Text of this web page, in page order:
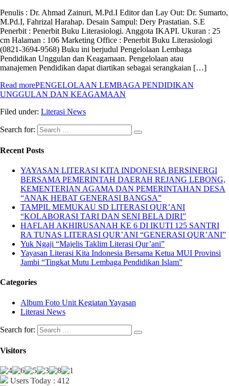
Penulis : Dr. Ahmad Zainuri, M.Pd.I Editor dan Lay Out: Dr. Sumarto,
M.Pd.I, Fahrizal Harahap. Desain Sampul: Dery Prastatian. S.E
Penerbit : Penerbit Buku Literasiologi. Anggota IKAPI. Ukuran : 25
cm Halaman : 106 Marketing Office : Penerbit Buku Literasiologi
(0821-3694-9568) Buku ini berjudul Pengelolaan Lembaga
Pendidikan Unggulan dan Keagamaan. Pengelolaan atau
manajemen Pendidikan dapat diartikan sebagai serangkaian […]
Read morePENGELOLAAN LEMBAGA PENDIDIKAN
UNGGULAN DAN KEAGAMAAN
Filed under: Literasi News
Search for:
Recent Posts
YAYASAN LITERASI KITA INDONESIA BERSINERGI
BERSAMA PEMERINTAH DAERAH REJANG LEBONG,
KEMENTERIAN AGAMA DAN PEMERINTAHAN DESA
“ANAK HEBAT GENERASI BANGSA”
TAMPIL MEMUKAU SD LITERASI QUR’ANI
“KOLABORASI TARI DAN SENI BELA DIRI”
HAFLAH AKHIRUSANAH KE 6 DI IKUTI 125 SANTRI
RA TUNAS LITERASI QUR’ANI “GENERASI QUR’ANI”
Yuk Ngaji “Majelis Taklim Literasi Qur’ani”
Yayasan Literasi Kita Indonesia Bersama Ketua MUI Provinsi
Jambi “Tingkat Mutu Lembaga Pendidikan Islam”
Categories
Album Foto Unit Kegiatan Yayasan
Literasi News
Search for:
Visitors
Users Today : 412